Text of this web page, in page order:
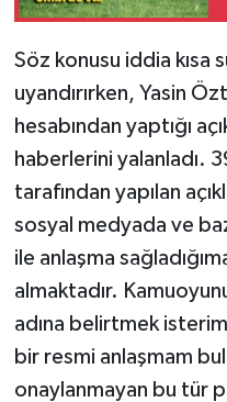
Söz konusu iddia kısa
uyandırırken, Yasin
hesabından yaptığı
haberlerini yalanladı.
tarafından yapılan
sosyal medyada ve
ile anlaşma
almaktadır.
adına belirtmek
bir resmi anlaşmam
onaylanmayan bu tür